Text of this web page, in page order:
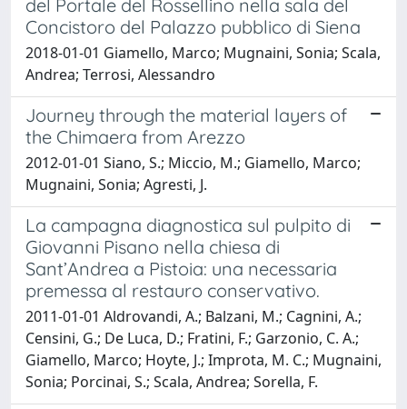
del Portale del Rossellino nella sala del
Concistoro del Palazzo pubblico di Siena
2018-01-01 Giamello, Marco; Mugnaini, Sonia; Scala,
Andrea; Terrosi, Alessandro
Journey through the material layers of
the Chimaera from Arezzo
2012-01-01 Siano, S.; Miccio, M.; Giamello, Marco;
Mugnaini, Sonia; Agresti, J.
La campagna diagnostica sul pulpito di
Giovanni Pisano nella chiesa di
Sant’Andrea a Pistoia: una necessaria
premessa al restauro conservativo.
2011-01-01 Aldrovandi, A.; Balzani, M.; Cagnini, A.;
Censini, G.; De Luca, D.; Fratini, F.; Garzonio, C. A.;
Giamello, Marco; Hoyte, J.; Improta, M. C.; Mugnaini,
Sonia; Porcinai, S.; Scala, Andrea; Sorella, F.